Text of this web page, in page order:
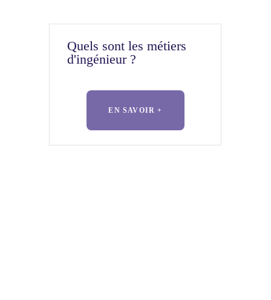
Quels sont les métiers
d'ingénieur ?
EN SAVOIR +